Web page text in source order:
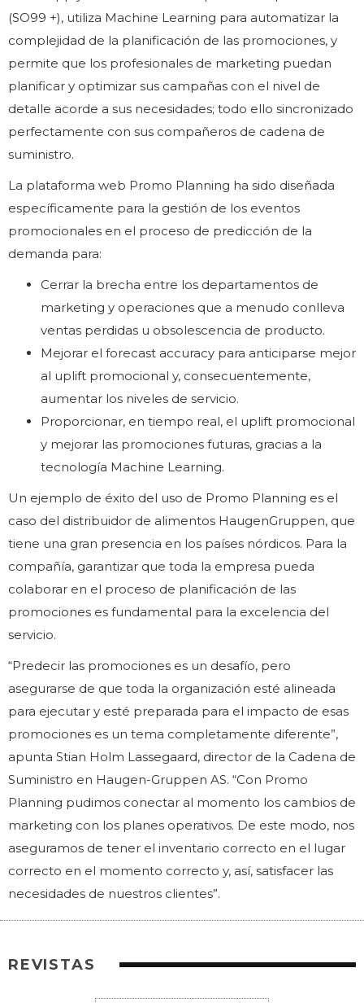
(SO99 +), utiliza Machine Learning para automatizar la
complejidad de la planificación de las promociones, y
permite que los profesionales de marketing puedan
planificar y optimizar sus campañas con el nivel de
detalle acorde a sus necesidades; todo ello sincronizado
perfectamente con sus compañeros de cadena de
suministro.
La plataforma web Promo Planning ha sido diseñada
específicamente para la gestión de los eventos
promocionales en el proceso de predicción de la
demanda para:
Cerrar la brecha entre los departamentos de
marketing y operaciones que a menudo conlleva
ventas perdidas u obsolescencia de producto.
Mejorar el forecast accuracy para anticiparse mejor
al uplift promocional y, consecuentemente,
aumentar los niveles de servicio.
Proporcionar, en tiempo real, el uplift promocional
y mejorar las promociones futuras, gracias a la
tecnología Machine Learning.
Un ejemplo de éxito del uso de Promo Planning es el
caso del distribuidor de alimentos HaugenGruppen, que
tiene una gran presencia en los países nórdicos. Para la
compañía, garantizar que toda la empresa pueda
colaborar en el proceso de planificación de las
promociones es fundamental para la excelencia del
servicio.
“Predecir las promociones es un desafío, pero
asegurarse de que toda la organización esté alineada
para ejecutar y esté preparada para el impacto de esas
promociones es un tema completamente diferente”,
apunta Stian Holm Lassegaard, director de la Cadena de
Suministro en Haugen-Gruppen AS. “Con Promo
Planning pudimos conectar al momento los cambios de
marketing con los planes operativos. De este modo, nos
aseguramos de tener el inventario correcto en el lugar
correcto en el momento correcto y, así, satisfacer las
necesidades de nuestros clientes”.
REVISTAS